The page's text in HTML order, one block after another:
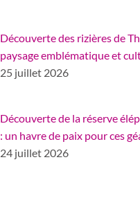
Découverte des rizières de
paysage emblématique et
25 juillet 2026
Découverte de la réserve
: un havre de paix pour ces
24 juillet 2026